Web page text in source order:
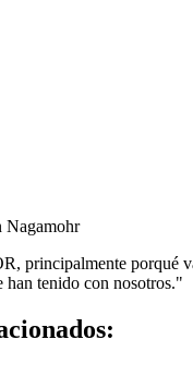
Nagamohr
principalmente porqué
han tenido con nosotros."